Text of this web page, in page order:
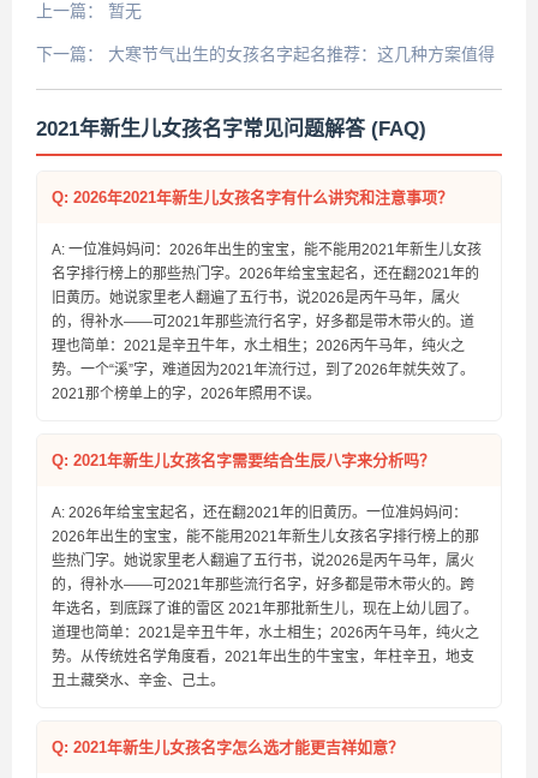
上一篇： 暂无
下一篇： 大寒节气出生的女孩名字起名推荐：这几种方案值得
收藏
2021年新生儿女孩名字常见问题解答 (FAQ)
Q: 2026年2021年新生儿女孩名字有什么讲究和注意事项？
A: 一位准妈妈问：2026年出生的宝宝，能不能用2021年新生儿女孩
名字排行榜上的那些热门字。2026年给宝宝起名，还在翻2021年的
旧黄历。她说家里老人翻遍了五行书，说2026是丙午马年，属火
的，得补水——可2021年那些流行名字，好多都是带木带火的。道
理也简单：2021是辛丑牛年，水土相生；2026丙午马年，纯火之
势。一个“溪”字，难道因为2021年流行过，到了2026年就失效了。
2021那个榜单上的字，2026年照用不误。
Q: 2021年新生儿女孩名字需要结合生辰八字来分析吗？
A: 2026年给宝宝起名，还在翻2021年的旧黄历。一位准妈妈问：
2026年出生的宝宝，能不能用2021年新生儿女孩名字排行榜上的那
些热门字。她说家里老人翻遍了五行书，说2026是丙午马年，属火
的，得补水——可2021年那些流行名字，好多都是带木带火的。跨
年选名，到底踩了谁的雷区 2021年那批新生儿，现在上幼儿园了。
道理也简单：2021是辛丑牛年，水土相生；2026丙午马年，纯火之
势。从传统姓名学角度看，2021年出生的牛宝宝，年柱辛丑，地支
丑土藏癸水、辛金、己土。
Q: 2021年新生儿女孩名字怎么选才能更吉祥如意？